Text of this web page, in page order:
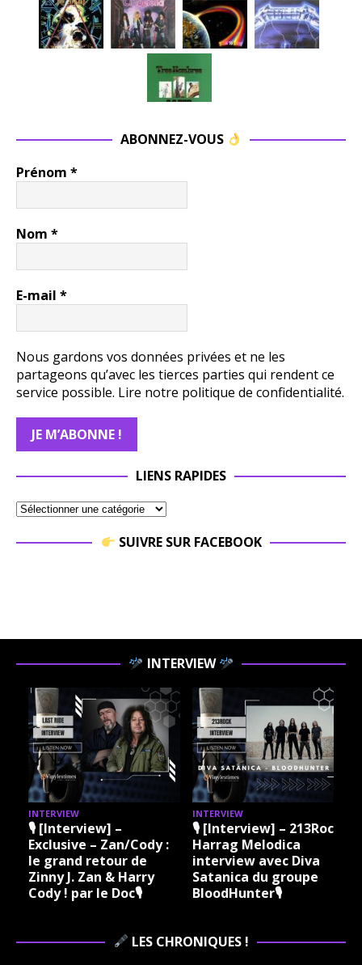
ABONNEZ-VOUS
Prénom *
Nom *
E-mail *
Nous gardons vos données privées et ne les
partageons qu’avec les tierces parties qui rendent ce
service possible. Lire notre politique de confidentialité.
LIENS RAPIDES
SUIVRE SUR FACEBOOK
INTERVIEW
INTERVIEW
🎙 [Interview] –
Exclusive – Zan/Cody :
le grand retour de
Zinny J. Zan & Harry
Cody ! par le Doc🎙
INTERVIEW
🎙 [Interview] – 213Rock
Harrag Melodica
interview avec Diva
Satanica du groupe
BloodHunter🎙
LES CHRONIQUES !